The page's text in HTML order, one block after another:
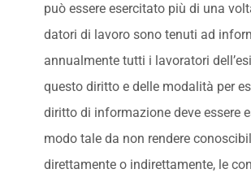
può essere esercitato più di una
datori di lavoro sono tenuti ad
annualmente tutti i lavoratori
questo diritto e delle modalità per
diritto di informazione deve essere
modo tale da non rendere
direttamente o indirettamente, le